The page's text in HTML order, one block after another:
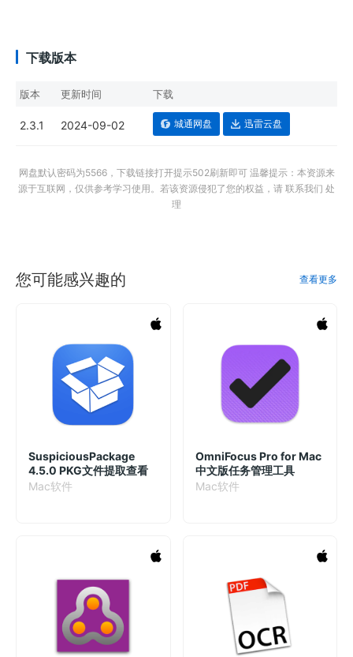
下载版本
版本 更新时间 下载
2.3.1 2024-09-02 城通网盘 迅雷云盘
网盘默认密码为5566，下载链接打开提示502刷新即可 温馨提示：本资源来
源于互联网，仅供参考学习使用。若该资源侵犯了您的权益，请 联系我们 处
理
您可能感兴趣的 查看更多
SuspiciousPackage
4.5.0 PKG文件提取查看
Mac软件
OmniFocus Pro for Mac
中文版任务管理工具
Mac软件